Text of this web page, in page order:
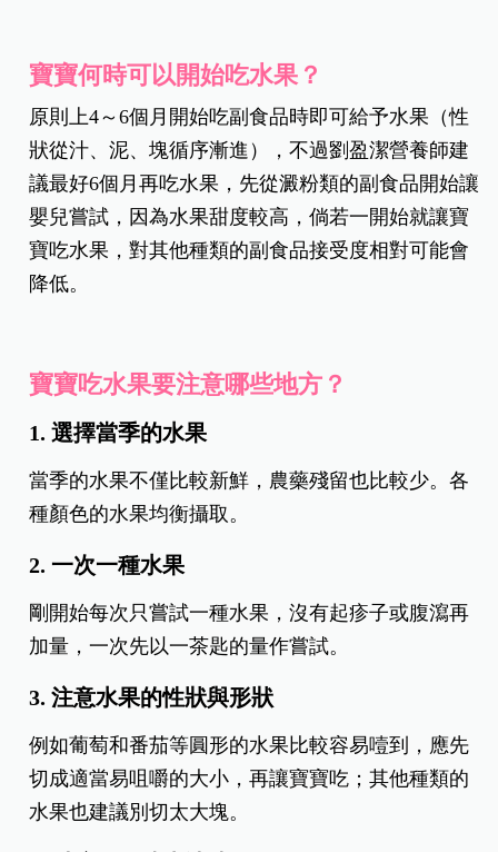
寶寶何時可以開始吃水果？
原則上4～6個月開始吃副食品時即可給予水果（性
狀從汁、泥、塊循序漸進），不過劉盈潔營養師建
議最好6個月再吃水果，先從澱粉類的副食品開始讓
嬰兒嘗試，因為水果甜度較高，倘若一開始就讓寶
寶吃水果，對其他種類的副食品接受度相對可能會
降低。
寶寶吃水果要注意哪些地方？
1. 選擇當季的水果
當季的水果不僅比較新鮮，農藥殘留也比較少。各
種顏色的水果均衡攝取。
2. 一次一種水果
剛開始每次只嘗試一種水果，沒有起疹子或腹瀉再
加量，一次先以一茶匙的量作嘗試。
3. 注意水果的性狀與形狀
例如葡萄和番茄等圓形的水果比較容易噎到，應先
切成適當易咀嚼的大小，再讓寶寶吃；其他種類的
水果也建議別切太大塊。